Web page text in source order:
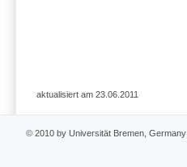
aktualisiert am 23.06.2011
© 2010 by Universität Bremen, Germany